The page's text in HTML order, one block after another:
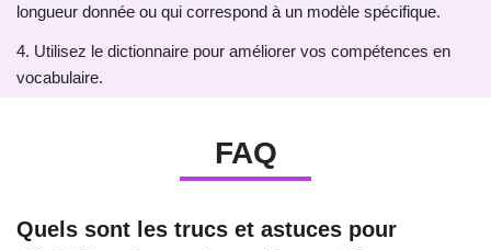
longueur donnée ou qui correspond à un modèle spécifique.
4. Utilisez le dictionnaire pour améliorer vos compétences en
vocabulaire.
FAQ
Quels sont les trucs et astuces pour